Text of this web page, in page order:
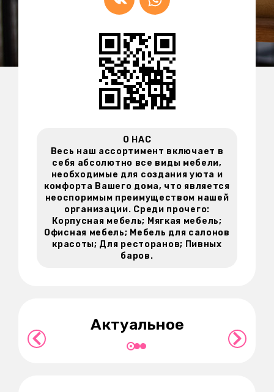
О НАС
Весь наш ассортимент включает в
себя абсолютно все виды мебели,
необходимые для создания уюта и
комфорта Вашего дома, что является
неоспоримым преимуществом нашей
организации. Среди прочего:
Корпусная мебель; Мягкая мебель;
Офисная мебель; Мебель для салонов
красоты; Для ресторанов; Пивных
баров.
Актуальное
Подробнее